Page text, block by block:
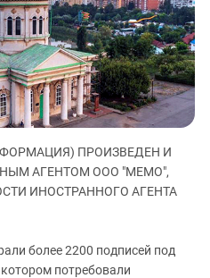
ЗА ПАЛЕСТИНУ
В ЧЕЧНЕ
АКТИВИСТОВ
И ПРОТЕСТЫ
ПРОИЗВЕДЕН И
АГЕНТОМ ООО "МЕМО",
ИНОСТРАННОГО АГЕНТА
более 2200 подписей под
потребовали